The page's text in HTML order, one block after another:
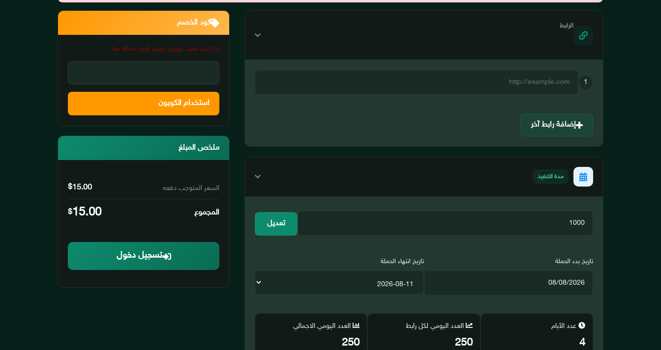
الرابط
1
إضافة رابط آخر
مدة التنفيذ
تعديل
تاريخ بدء الحملة تاريخ انتهاء الحملة
عدد الأيام
4
العدد اليومي لكل رابط
250
العدد اليومي الاجمالي
250
كود الخصم
اذا كنت تملك كوبون خصم الرجاء ادخاله هنا
استخدام الكوبون
ملخص المبلغ
السعر المتوجب دفعه 15.00
$
المجموع 15.00
$
تسجيل دخول